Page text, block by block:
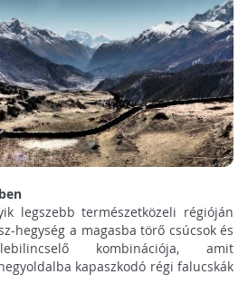
legszebb természetközeli régióján
hegység a magasba törő csúcsok és
kombinációja, amit
kapaszkodó régi falucskák